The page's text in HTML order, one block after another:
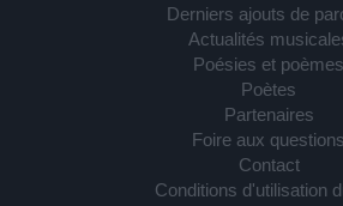
Derniers ajouts de
Actualités
Poésies et poèmes
Poètes
Partenaires
Foire aux questions
Contact
Conditions d'utilisation